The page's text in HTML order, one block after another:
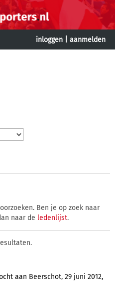
inloggen aanmelden
Ben je op zoek naar
naar de ledenlijst.
aan Beerschot, 29 juni 2012,